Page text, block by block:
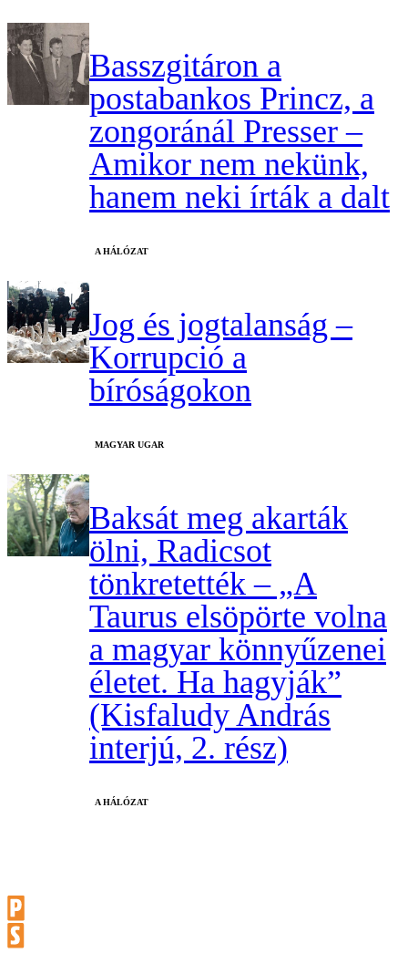
Basszgitáron a
postabankos Princz, a
zongoránál Presser –
Amikor nem nekünk,
hanem neki írták a dalt
A HÁLÓZAT
Jog és jogtalanság –
Korrupció a
bíróságokon
MAGYAR UGAR
Baksát meg akarták
ölni, Radicsot
tönkretették – „A
Taurus elsöpörte volna
a magyar könnyűzenei
életet. Ha hagyják”
(Kisfaludy András
interjú, 2. rész)
A HÁLÓZAT